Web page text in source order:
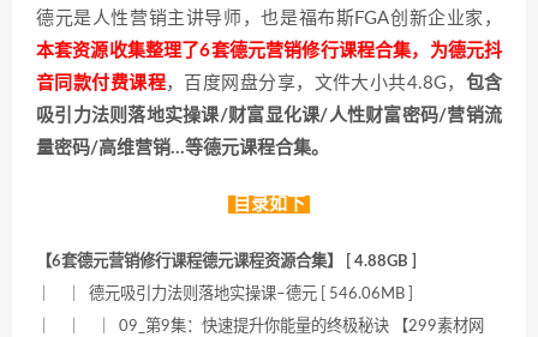
德元是人性营销主讲导师，也是福布斯FGA创新企业家，
本套资源收集整理了6套德元营销修行课程合集，为德元抖
音同款付费课程，百度网盘分享，文件大小共4.8G， 包含
吸引力法则落地实操课/财富显化课/人性财富密码/营销流
量密码/高维营销…等德元课程合集。
目录如下
【6套德元营销修行课程德元课程资源合集】 [ 4.88GB ]
｜ ｜ 德元吸引力法则落地实操课–德元 [ 546.06MB ]
｜ ｜ ｜ 09_第9集：快速提升你能量的终极秘诀 【299素材网